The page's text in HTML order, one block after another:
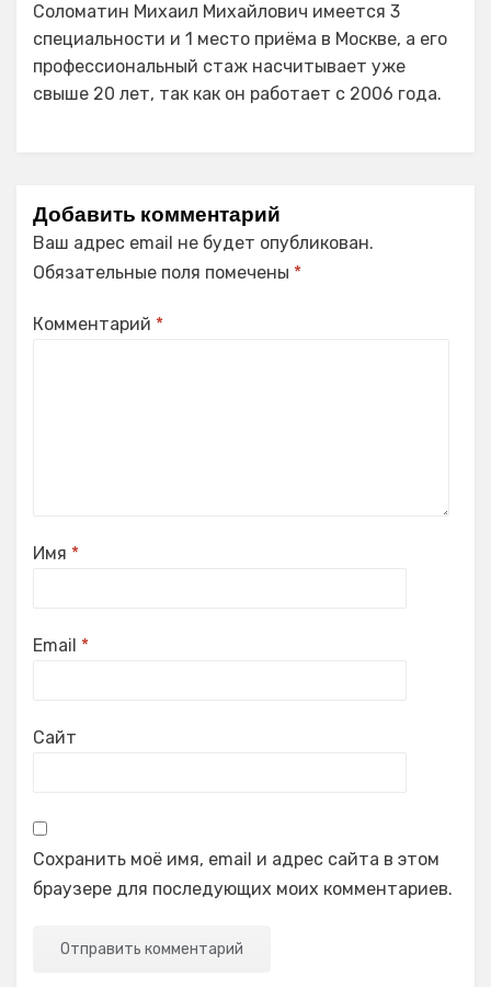
Соломатин Михаил Михайлович имеется 3
специальности и 1 место приёма в Москве, а его
профессиональный стаж насчитывает уже
свыше 20 лет, так как он работает с 2006 года.
Добавить комментарий
Ваш адрес email не будет опубликован.
Обязательные поля помечены *
Комментарий *
Имя *
Email *
Сайт
Сохранить моё имя, email и адрес сайта в этом
браузере для последующих моих комментариев.